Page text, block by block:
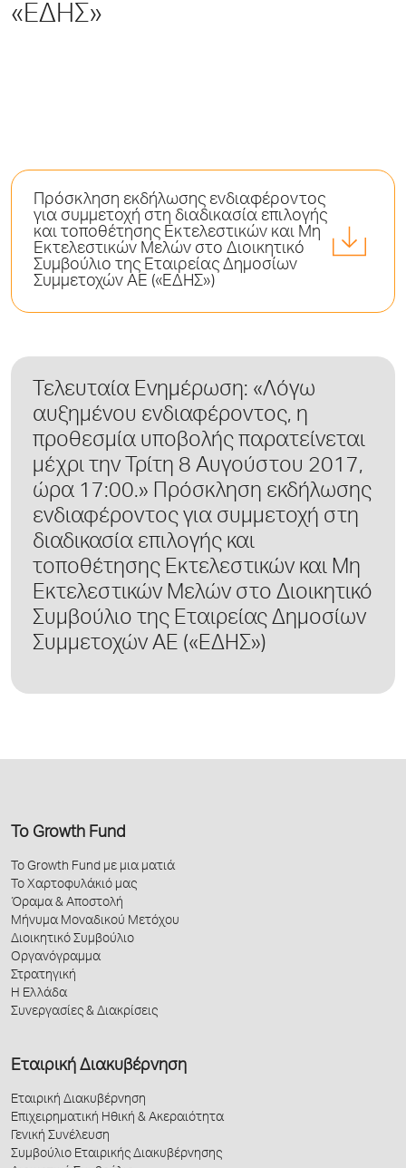
«ΕΔΗΣ»
Πρόσκληση εκδήλωσης ενδιαφέροντος
για συμμετοχή στη διαδικασία επιλογής
και τοποθέτησης Εκτελεστικών και Μη
Eκτελεστικών Μελών στο Διοικητικό
Συμβούλιο της Εταιρείας Δημοσίων
Συμμετοχών ΑΕ («ΕΔΗΣ»)
Τελευταία Ενημέρωση: «Λόγω
αυξημένου ενδιαφέροντος, η
προθεσμία υποβολής παρατείνεται
μέχρι την Τρίτη 8 Αυγούστου 2017,
ώρα 17:00.» Πρόσκληση εκδήλωσης
ενδιαφέροντος για συμμετοχή στη
διαδικασία επιλογής και
τοποθέτησης Εκτελεστικών και Μη
Eκτελεστικών Μελών στο Διοικητικό
Συμβούλιο της Εταιρείας Δημοσίων
Συμμετοχών ΑΕ («ΕΔΗΣ»)
Το Growth Fund
Το Growth Fund με μια ματιά
Το Χαρτοφυλάκιό μας
Όραμα & Αποστολή
Μήνυμα Μοναδικού Μετόχου
Διοικητικό Συμβούλιο
Οργανόγραμμα
Στρατηγική
Η Ελλάδα
Συνεργασίες & Διακρίσεις
Εταιρική Διακυβέρνηση
Εταιρική Διακυβέρνηση
Επιχειρηματική Ηθική & Ακεραιότητα
Γενική Συνέλευση
Συμβούλιο Εταιρικής Διακυβέρνησης